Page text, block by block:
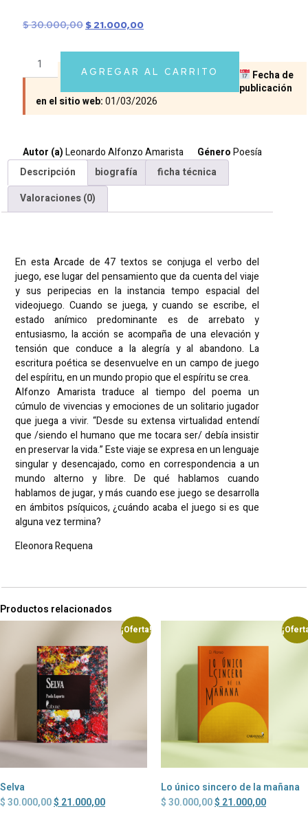
$30.000,00 $ 21.000,00
AGREGAR AL CARRITO
Fecha de
publicación
en el sitio web:01/03/2026
Autor (a)Leonardo Alfonzo Amarista GéneroPoesía
Descripción
biografía
ficha técnica
Valoraciones (0)
En esta Arcade de 47 textos se conjuga el verbo del
juego, ese lugar del pensamiento que da cuenta del viaje
y sus peripecias en la instancia tempo espacial del
videojuego. Cuando se juega, y cuando se escribe, el
estado anímico predominante es de arrebato y
entusiasmo, la acción se acompaña de una elevación y
tensión que conduce a la alegría y al abandono. La
escritura poética se desenvuelve en un campo de juego
del espíritu, en un mundo propio que el espíritu se crea.
Alfonzo Amarista traduce al tiempo del poema un
cúmulo de vivencias y emociones de un solitario jugador
que juega a vivir. “Desde su extensa virtualidad entendí
que /siendo el humano que me tocara ser/ debía insistir
en preservar la vida.” Este viaje se expresa en un lenguaje
singular y desencajado, como en correspondencia a un
mundo alterno y libre. De qué hablamos cuando
hablamos de jugar, y más cuando ese juego se desarrolla
en ámbitos psíquicos, ¿cuándo acaba el juego si es que
alguna vez termina?
Eleonora Requena
Productos relacionados
¡Oferta!
Selva
$ 30.000,00$ 21.000,00
Lo único sincero de la mañana
$ 30.000,00$ 21.000,00